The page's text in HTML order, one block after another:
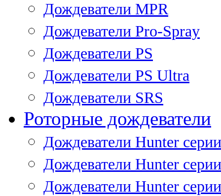
Дождеватели MPR
Дождеватели Pro-Spray
Дождеватели PS
Дождеватели PS Ultra
Дождеватели SRS
Роторные дождеватели
Дождеватели Hunter
Дождеватели Hunter
Дождеватели Hunter